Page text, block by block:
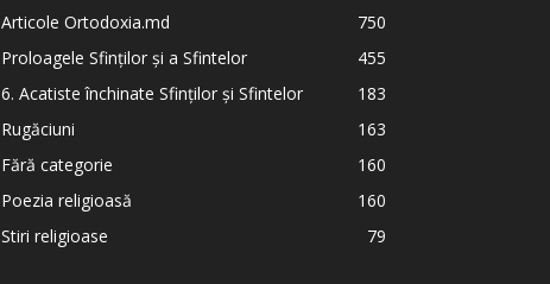
Articole Ortodoxia.md
750
Proloagele Sfinților și a Sfintelor
455
6. Acatiste închinate Sfinților și Sfintelor
183
Rugăciuni
163
Fără categorie
160
Poezia religioasă
160
Stiri religioase
79